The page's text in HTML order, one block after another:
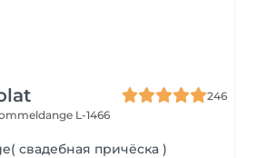
246
L-1466
свадебная причёска )